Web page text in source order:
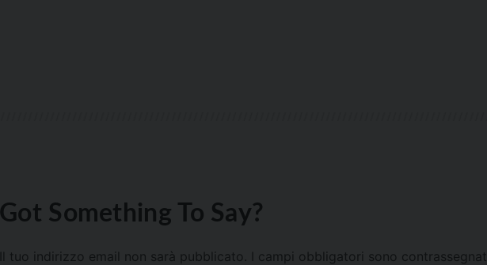
Got Something To Say?
Il tuo indirizzo email non sarà pubblicato. I campi obbligatori sono contrassegnati